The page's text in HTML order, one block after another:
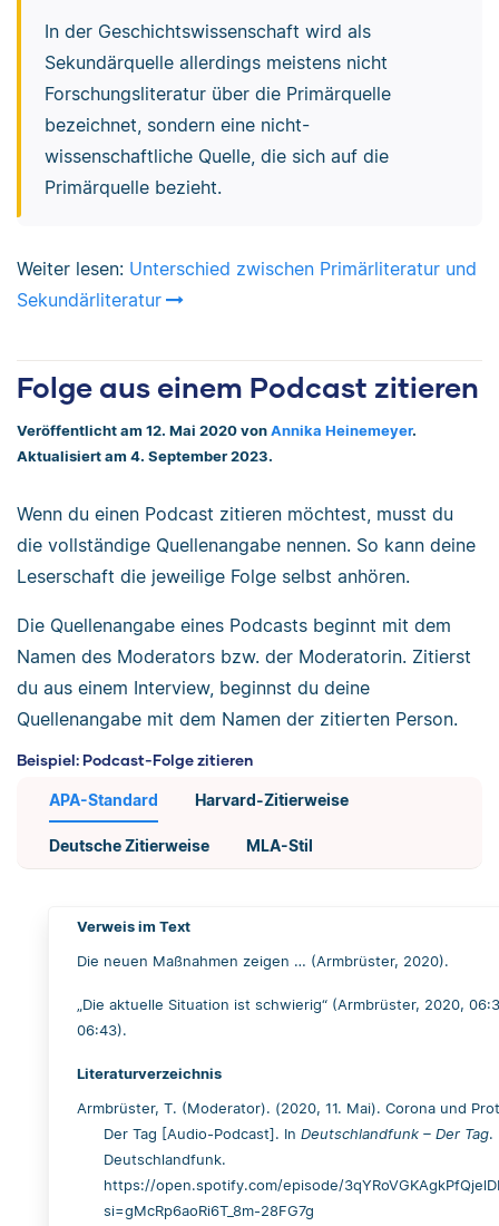
In der Geschichtswissenschaft wird als
Sekundärquelle allerdings meistens nicht
Forschungsliteratur über die Primärquelle
bezeichnet, sondern eine nicht-
wissenschaftliche Quelle, die sich auf die
Primärquelle bezieht.
Weiter lesen: Unterschied zwischen Primärliteratur und
Sekundärliteratur
Folge aus einem Podcast zitieren
Veröffentlicht am 12. Mai 2020 von Annika Heinemeyer.
Aktualisiert am 4. September 2023.
Wenn du einen Podcast zitieren möchtest, musst du
die vollständige Quellenangabe nennen. So kann deine
Leserschaft die jeweilige Folge selbst anhören.
Die Quellenangabe eines Podcasts beginnt mit dem
Namen des Moderators bzw. der Moderatorin. Zitierst
du aus einem Interview, beginnst du deine
Quellenangabe mit dem Namen der zitierten Person.
Beispiel: Podcast-Folge zitieren
APA-Standard Harvard-Zitierweise
Deutsche Zitierweise MLA-Stil
Verweis im Text
Die neuen Maßnahmen zeigen … (Armbrüster, 2020).
„Die aktuelle Situation ist schwierig“ (Armbrüster, 2020,
06:43).
Literaturverzeichnis
Armbrüster, T. (Moderator). (2020, 11. Mai). Corona und
Der Tag [Audio-Podcast]. In Deutschlandfunk – Der Tag.
Deutschlandfunk.
https://open.spotify.com/episode/
si=gMcRp6aoRi6T_8m-28FG7g